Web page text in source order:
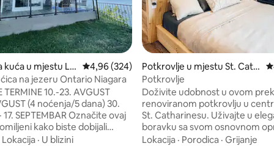
5, recenzija: 202
kuća u mjestu Lin Prosječna ocjena: 4,96 od 5, recenzija: 324
4,96 (324)
na jezeru Ontario Niagara
TERMINE 10.-23. AVGUST
(4 noćenja/5 dana) 30.
SEPTEMBAR Označite ovaj
kako biste dobijali
o ponudama u zadnji čas.
Lokacija · U blizini
Potkrovlje u mjestu St. Cath
arines
Potkrovlje
Doživite udobnost u ovom
renoviranom potkrovlju u
St. Catharinesu. Uživajte u
boravku sa svom osnovnom
koja vam je potrebna. Opustite
Lokacija · Porodica · Grijanje